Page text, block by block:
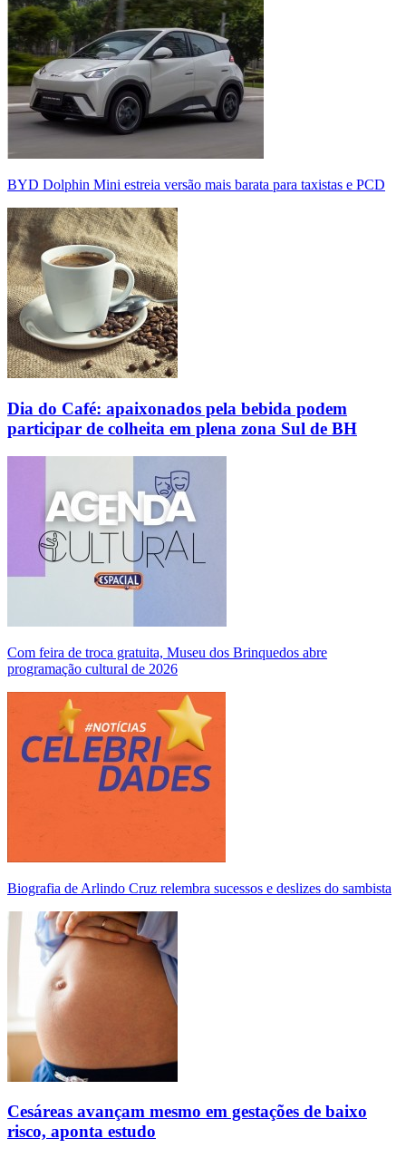
BYD Dolphin Mini estreia versão mais barata para taxistas e PCD
Dia do Café: apaixonados pela bebida podem
participar de colheita em plena zona Sul de BH
Com feira de troca gratuita, Museu dos Brinquedos abre
programação cultural de 2026
Biografia de Arlindo Cruz relembra sucessos e deslizes do sambista
Cesáreas avançam mesmo em gestações de baixo
risco, aponta estudo